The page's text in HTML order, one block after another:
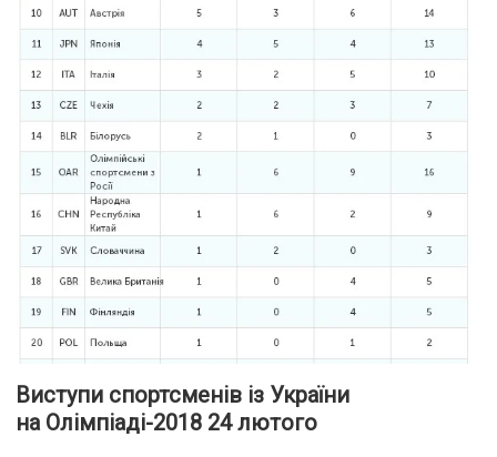
Виступи спортсменів із України
на Олімпіаді-2018 24 лютого